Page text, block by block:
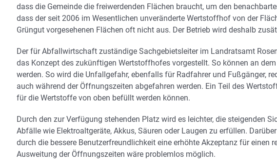
dass die Gemeinde die freiwerdenden Flächen braucht, um den
dass der seit 2006 im Wesentlichen unveränderte Wertstoffhof von der
Grüngut vorgesehenen Flächen oft nicht aus. Der Betrieb wird deshalb
Der für Abfallwirtschaft zuständige Sachgebietsleiter im Landratsamt
das Konzept des zukünftigen Wertstoffhofes vorgestellt. So können an
werden. So wird die Unfallgefahr, ebenfalls für Radfahrer und Fußgänger,
auch während der Öffnungszeiten abgefahren werden. Ein Teil des
für die Wertstoffe von oben befüllt werden können.
Durch den zur Verfügung stehenden Platz wird es leichter, die steigenden
Abfälle wie Elektroaltgeräte, Akkus, Säuren oder Laugen zu erfüllen.
durch die bessere Benutzerfreundlichkeit eine erhöhte Akzeptanz für einen
Ausweitung der Öffnungszeiten wäre problemlos möglich.